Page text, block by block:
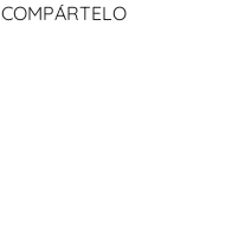
COMPÁRTELO